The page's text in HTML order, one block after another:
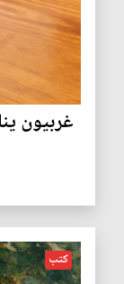
غربيون
كتب